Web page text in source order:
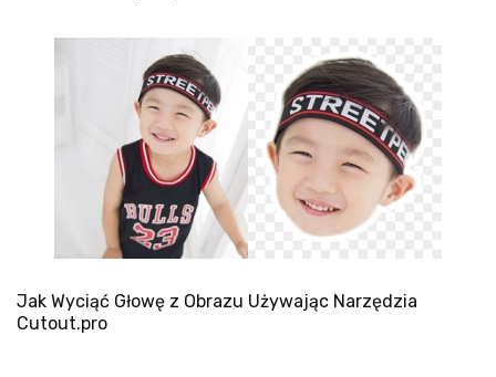
Jak Wyciąć Głowę z Obrazu Używając Narzędzia
Cutout.pro